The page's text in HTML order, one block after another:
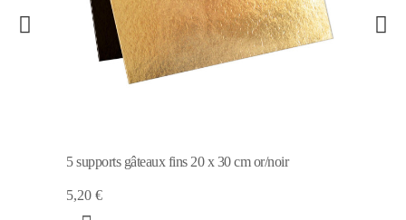
5 supports gâteaux fins 20 x 30 cm or/noir
5,20 €